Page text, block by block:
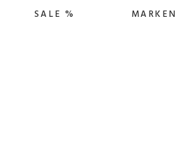
SALE % MARKEN